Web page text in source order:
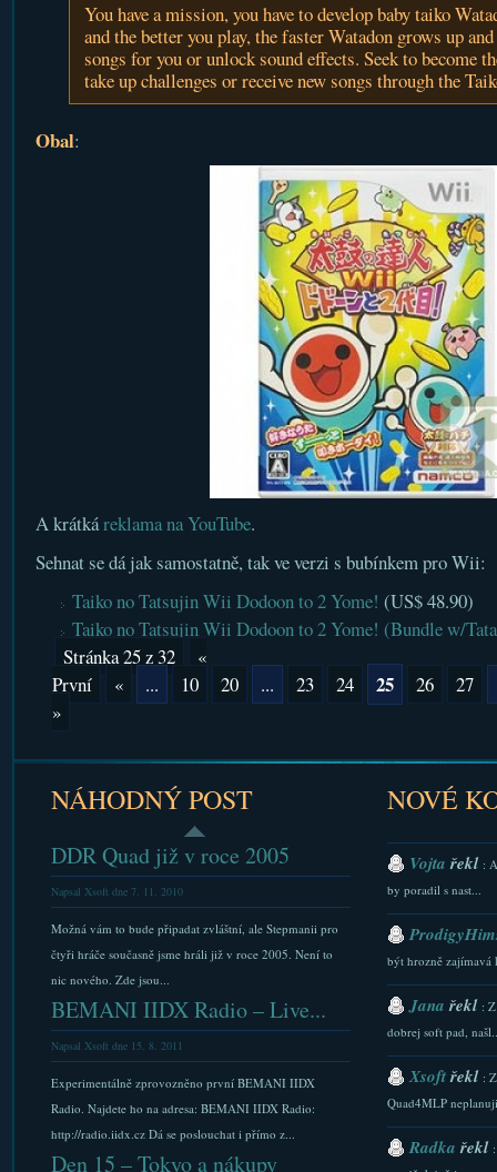
You have a mission, you have to develop baby taiko
and the better you play, the faster Watadon grows up
songs for you or unlock sound effects. Seek to become
take up challenges or receive new songs through the
Obal:
A krátkáreklama na YouTube.
Sehnat se dá jak samostatně, tak ve verzi s bubínkem pro Wii:
Taiko no Tatsujin Wii Dodoon to 2 Yome! (US$ 48.90)
Taiko no Tatsujin Wii Dodoon to 2 Yome! (Bundle w/
Stránka 25 z 32
«
První
« ... 10 20 ... 23 24 25 26 27
»
NÁHODNÝ POST
DDR Quad již v roce 2005
Napsal Xsoft dne 7. 11. 2010
Možná vám to bude připadat zvláštní, ale Stepmanii pro
čtyři hráče současně jsme hráli již v roce 2005. Není to
nic nového. Zde jsou...
BEMANI IIDX Radio – Live...
Napsal Xsoft dne 15. 8. 2011
Experimentálně zprovozněno první BEMANI IIDX
Radio. Najdete ho na adresa: BEMANI IIDX Radio:
http://radio.iidx.cz Dá se poslouchat i přímo z...
Den 15 – Tokyo a nákupy
NOVÉ
Vojtařekl :
by poradil s nast...
být hrozně zajímavá
Janařekl :
dobrej soft pad,
Xsoftřekl :
Quad4MLP
Radkařekl